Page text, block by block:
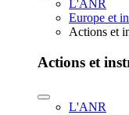
L'ANR
Europe et
Actions et
Actions et
L'ANR